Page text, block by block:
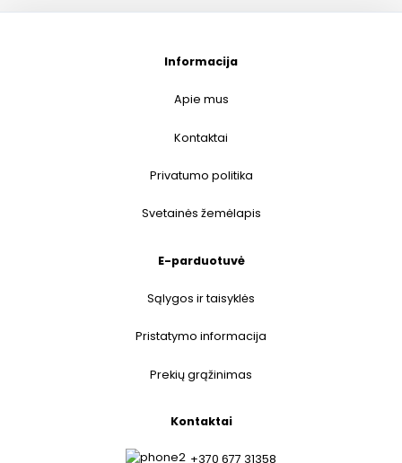
Informacija
Apie mus
Kontaktai
Privatumo politika
Svetainės žemėlapis
E-parduotuvė
Sąlygos ir taisyklės
Pristatymo informacija
Prekių grąžinimas
Kontaktai
+370 677 31358